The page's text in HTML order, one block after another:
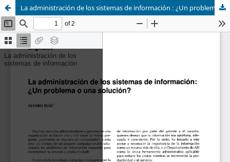
La administración de los sistemas de información : ¿Un problema o una solución?